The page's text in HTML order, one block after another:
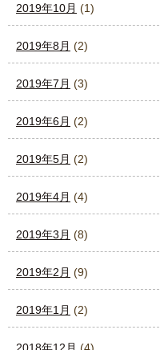
2019年10月 (1)
2019年8月 (2)
2019年7月 (3)
2019年6月 (2)
2019年5月 (2)
2019年4月 (4)
2019年3月 (8)
2019年2月 (9)
2019年1月 (2)